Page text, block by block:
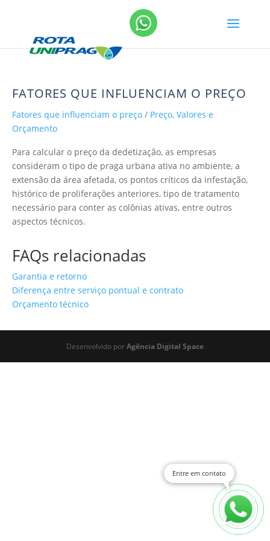
FATORES QUE INFLUENCIAM O PREÇO
Fatores que influenciam o preço / Preço, Valores e
Orçamento
Para calcular o preço da dedetização, as empresas
consideram o tipo de praga urbana ativa no ambiente, a
extensão da área afetada, os pontos críticos da infestação,
histórico de proliferações anteriores, tipo de tratamento
necessário para conter as colônias ativas, entre outros
aspectos técnicos.
FAQs relacionadas
Garantia e retorno
Diferença entre serviço pontual e contrato
Orçamento técnico
Desenvolvido porAgência Digital Space
Entre em contato